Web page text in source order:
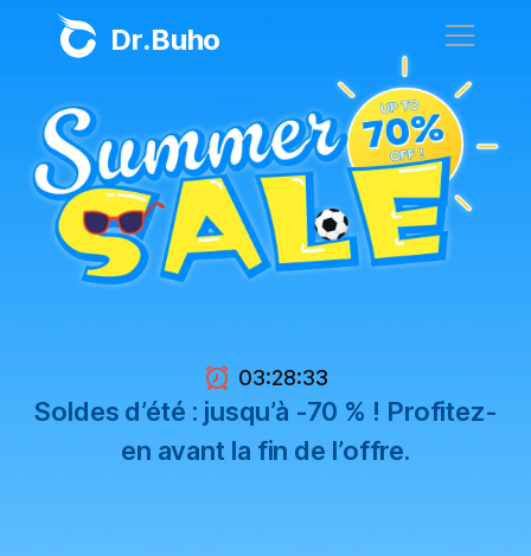
Dr.Buho
Accueil
Produits
BuhoCleaner
BuhoUnlocker
BuhoBarX
BuhoLaunchpad
Boutique
L'entreprise
03:28:32
Soldes d’été : jusqu’à -70 % ! Profitez-
en avant la fin de l’offre.